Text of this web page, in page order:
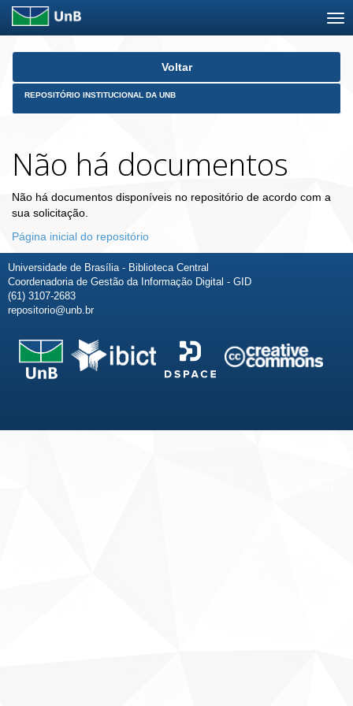
Skip
Voltar
REPOSITÓRIO INSTITUCIONAL DA UNB
Não há documentos
Não há documentos disponíveis no repositório de acordo com a
sua solicitação.
Página inicial do repositório
Universidade de Brasília - Biblioteca Central
Coordenadoria de Gestão da Informação Digital - GID
(61) 3107-2683
repositorio@unb.br